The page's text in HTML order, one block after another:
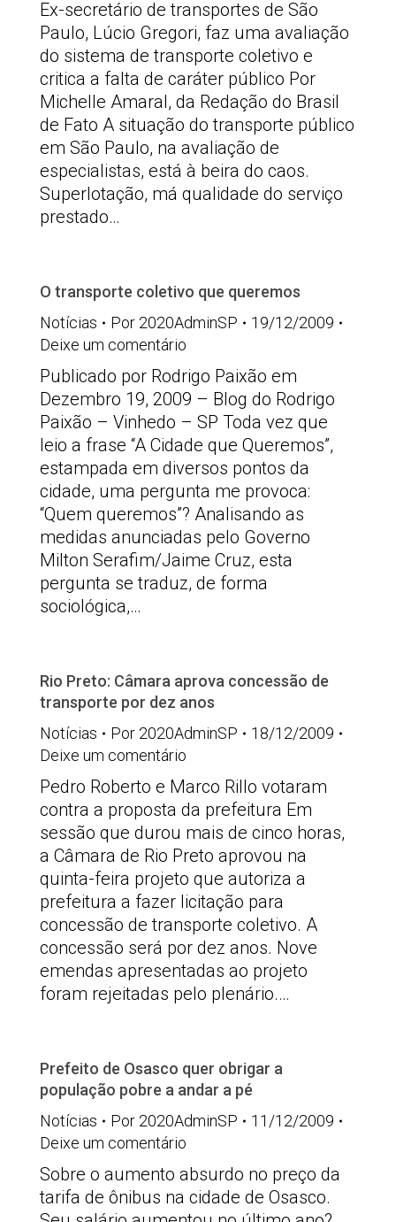
Ex-secretário de transportes de São
Paulo, Lúcio Gregori, faz uma avaliação
do sistema de transporte coletivo e
critica a falta de caráter público Por
Michelle Amaral, da Redação do Brasil
de Fato A situação do transporte público
em São Paulo, na avaliação de
especialistas, está à beira do caos.
Superlotação, má qualidade do serviço
prestado…
O transporte coletivo que queremos
Notícias
Por 2020AdminSP
19/12/2009
Deixe um comentário
Publicado por Rodrigo Paixão em
Dezembro 19, 2009 – Blog do Rodrigo
Paixão – Vinhedo – SP Toda vez que
leio a frase “A Cidade que Queremos”,
estampada em diversos pontos da
cidade, uma pergunta me provoca:
“Quem queremos”? Analisando as
medidas anunciadas pelo Governo
Milton Serafim/Jaime Cruz, esta
pergunta se traduz, de forma
sociológica,…
Rio Preto: Câmara aprova concessão de
transporte por dez anos
Notícias
Por 2020AdminSP
18/12/2009
Deixe um comentário
Pedro Roberto e Marco Rillo votaram
contra a proposta da prefeitura Em
sessão que durou mais de cinco horas,
a Câmara de Rio Preto aprovou na
quinta-feira projeto que autoriza a
prefeitura a fazer licitação para
concessão de transporte coletivo. A
concessão será por dez anos. Nove
emendas apresentadas ao projeto
foram rejeitadas pelo plenário.…
Prefeito de Osasco quer obrigar a
população pobre a andar a pé
Notícias
Por 2020AdminSP
11/12/2009
Deixe um comentário
Sobre o aumento absurdo no preço da
tarifa de ônibus na cidade de Osasco.